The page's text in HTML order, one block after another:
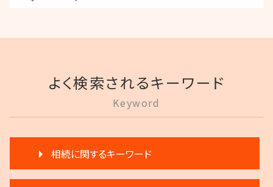
よく検索されるキーワード
Keyword
相続に関するキーワード